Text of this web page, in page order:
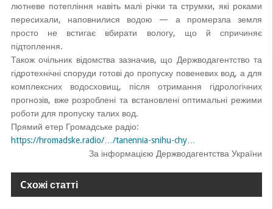
лютневе потепління навіть малі річки та струмки, які роками
пересихали, наповнилися водою — а промерзла земля
просто не встигає вбирати вологу, що й спричиняє
підтоплення.
Також очільник відомства зазначив, що Держводагентство та
гідротехнічні споруди готові до пропуску повеневих вод, а для
комплексних водосховищ, після отримання гідрологічних
прогнозів, вже розроблені та встановлені оптимальні режими
роботи для пропуску талих вод.
Прямий етер Громадське радіо:
https://hromadske.radio/…/tanennia-snihu-chy…
За інформацією Держводагентства України
Cхожі статті